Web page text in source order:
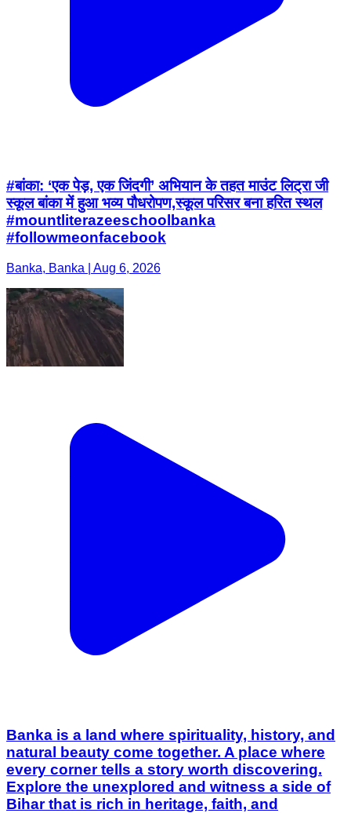
#बांका: ‘एक पेड़, एक जिंदगी’ अभियान के तहत माउंट लिट्रा जी
स्कूल बांका में हुआ भव्य पौधरोपण,स्कूल परिसर बना हरित स्थल
#mountliterazeeschoolbanka
#followmeonfacebook
Banka, Banka | Aug 6, 2026
Banka is a land where spirituality, history, and
natural beauty come together. A place where
every corner tells a story worth discovering.
Explore the unexplored and witness a side of
Bihar that is rich in heritage, faith, and